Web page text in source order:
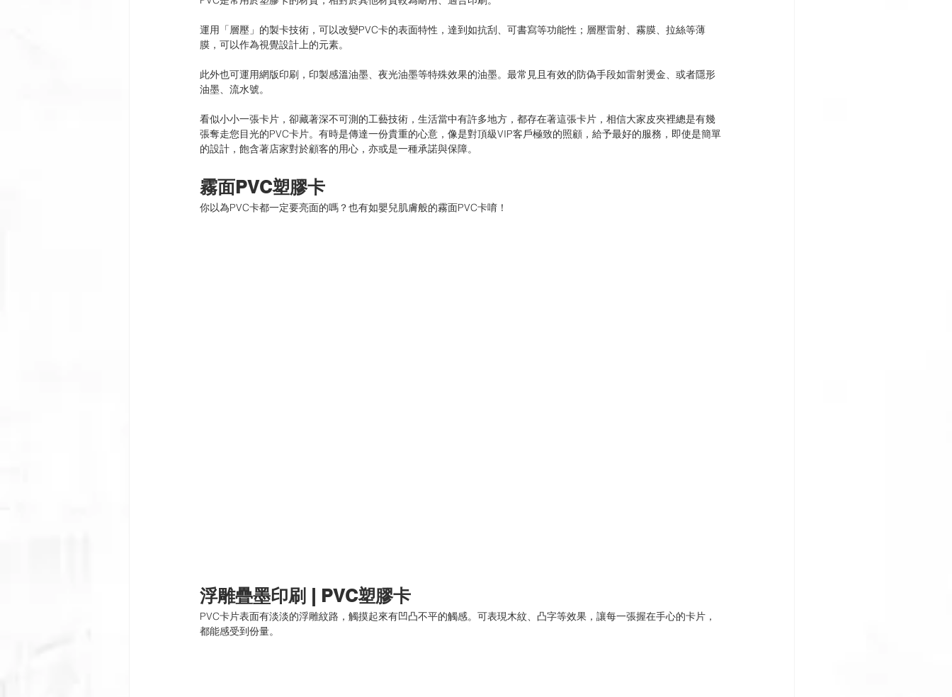
運用「層壓」的製卡技術，可以改變PVC卡的表面特性，達到如抗刮、可書寫等功能性； 層壓雷射、霧膜、拉絲等薄
膜，可以作為視覺設計上的元素。
此外也可運用網版印刷，印製感溫油墨、夜光油墨等特殊效果的油墨。最常見且有效的防偽手段如雷射燙金、或者隱形
油墨、流水號。
看似小小一張卡片，卻藏著深不可測的工藝技術，生活當中有許多地方，都存在著這張卡片，相信大家皮夾裡總是有幾
張奪走您目光的PVC卡片。有時是傳達一份貴重的心意，像是對頂級VIP客戶極致的照顧，給予最好的服務，即使是簡單
的設計，飽含著店家對於顧客的用心，亦或是一種承諾與保障。
霧面PVC塑膠卡
你以為PVC卡都一定要亮面的嗎？也有如嬰兒肌膚般的霧面PVC卡唷！
浮雕疊墨印刷 | PVC塑膠卡
PVC卡片表面有淡淡的浮雕紋路，觸摸起來有凹凸不平的觸感。可表現木紋、凸字等效果，讓每一張握在手心的卡片，
都能感受到份量。